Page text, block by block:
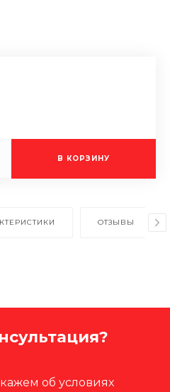
В КОРЗИНУ
ОТЗЫВЫ
об условиях